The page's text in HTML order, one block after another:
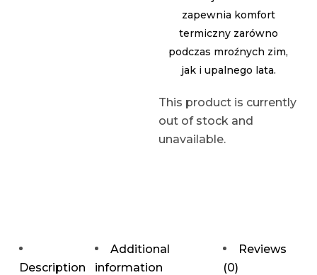
zapewnia komfort
termiczny zarówno
podczas mroźnych zim,
jak i upalnego lata.
This product is currently
out of stock and
unavailable.
Description
Additional
information
Reviews
(0)